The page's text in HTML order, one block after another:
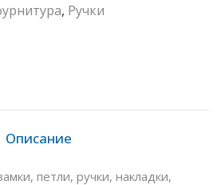
, Ручки
Описание
петли, ручки, накладки,